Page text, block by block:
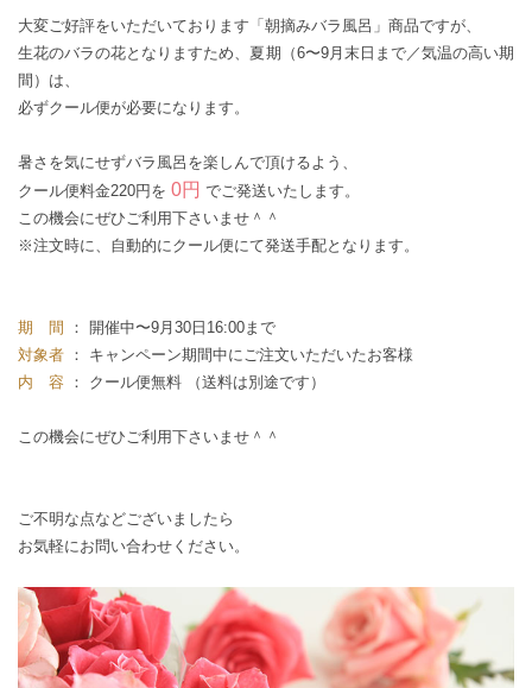
大変ご好評をいただいております「朝摘みバラ風呂」商品ですが、
生花のバラの花となりますため、夏期（6〜9月末日まで／気温の高い期
間）は、
必ずクール便が必要になります。
暑さを気にせずバラ風呂を楽しんで頂けるよう、
クール便料金220円を 0円 でご発送いたします。
この機会にぜひご利用下さいませ＾＾
※注文時に、自動的にクール便にて発送手配となります。
期 間
： 開催中〜9月30日16:00まで
対象者 ： キャンペーン期間中にご注文いただいたお客様
内 容
： クール便無料 （送料は別途です）
この機会にぜひご利用下さいませ＾＾
ご不明な点などございましたら
お気軽にお問い合わせ ください。